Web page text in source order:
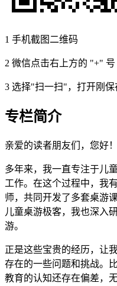
1 手机截图二维码
2 微信点击右上方的 "+" 号
3 选择"扫一扫"，打开刚保
专栏简介
亲爱的读者朋友们，您好！
多年来，我一直专注于儿
工作。在这个过程中，我
师，共同开发了多套桌游
儿童桌游极客，我也深入
游。
正是这些宝贵的经历，让
存在的一些问题和挑战。
教育的认知还存在偏差，